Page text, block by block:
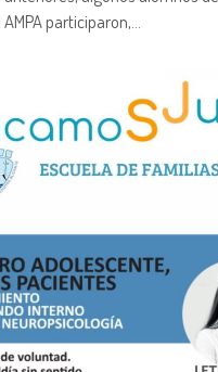
participaron,…